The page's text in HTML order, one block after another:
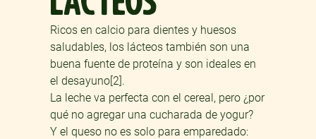
Ricos en calcio para dientes y huesos
saludables, los lácteos también son una
buena fuente de proteína y son ideales en
el desayuno[2].
La leche va perfecta con el cereal, pero ¿por
qué no agregar una cucharada de yogur?
Y el queso no es solo para emparedado: